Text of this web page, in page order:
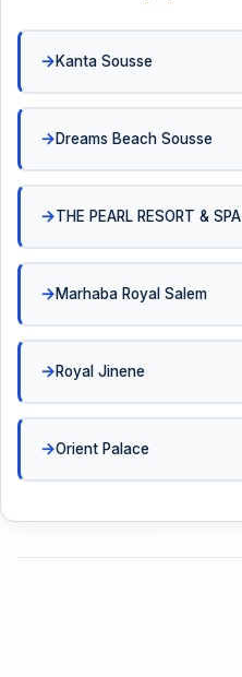
Kanta Sousse
Dreams Beach Sousse
THE PEARL RESORT & SPA
Marhaba Royal Salem
Royal Jinene
Orient Palace